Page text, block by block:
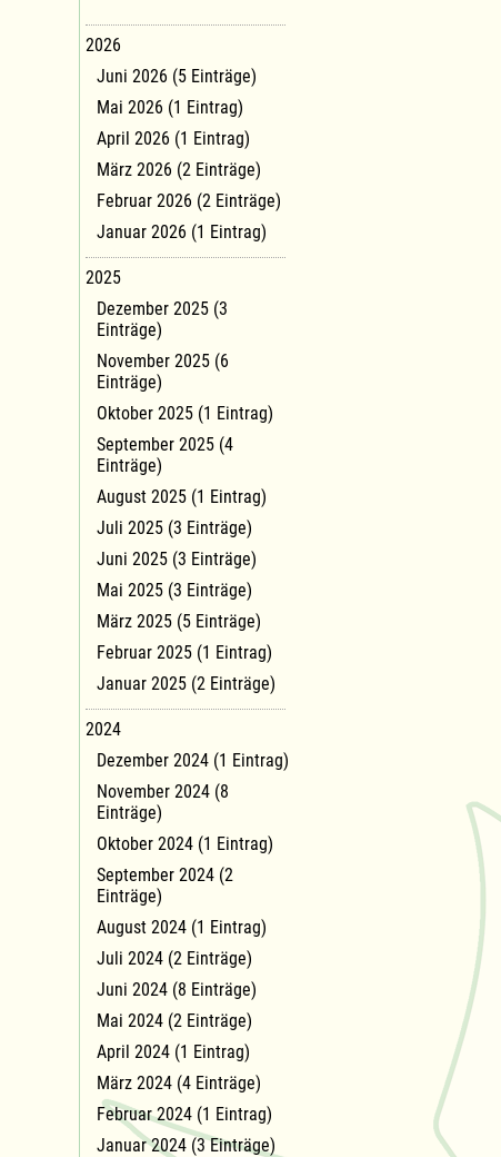
2026
Juni 2026 (5 Einträge)
Mai 2026 (1 Eintrag)
April 2026 (1 Eintrag)
März 2026 (2 Einträge)
Februar 2026 (2 Einträge)
Januar 2026 (1 Eintrag)
2025
Dezember 2025 (3
Einträge)
November 2025 (6
Einträge)
Oktober 2025 (1 Eintrag)
September 2025 (4
Einträge)
August 2025 (1 Eintrag)
Juli 2025 (3 Einträge)
Juni 2025 (3 Einträge)
Mai 2025 (3 Einträge)
März 2025 (5 Einträge)
Februar 2025 (1 Eintrag)
Januar 2025 (2 Einträge)
2024
Dezember 2024 (1 Eintrag)
November 2024 (8
Einträge)
Oktober 2024 (1 Eintrag)
September 2024 (2
Einträge)
August 2024 (1 Eintrag)
Juli 2024 (2 Einträge)
Juni 2024 (8 Einträge)
Mai 2024 (2 Einträge)
April 2024 (1 Eintrag)
März 2024 (4 Einträge)
Februar 2024 (1 Eintrag)
Januar 2024 (3 Einträge)